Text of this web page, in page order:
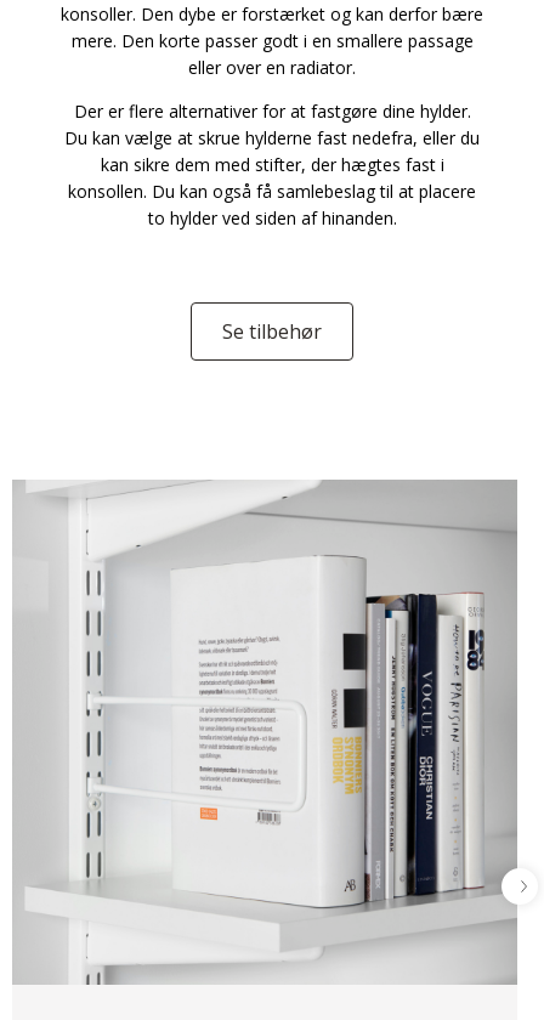
konsoller. Den dybe er forstærket og kan derfor bære
mere. Den korte passer godt i en smallere passage
eller over en radiator.
Der er flere alternativer for at fastgøre dine hylder.
Du kan vælge at skrue hylderne fast nedefra, eller du
kan sikre dem med stifter, der hægtes fast i
konsollen. Du kan også få samlebeslag til at placere
to hylder ved siden af hinanden.
Se tilbehør